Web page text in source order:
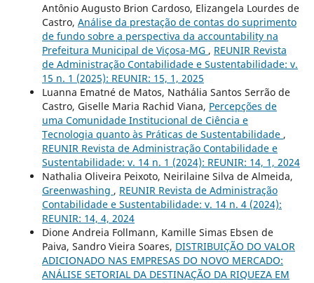
Antônio Augusto Brion Cardoso, Elizangela Lourdes de
Castro, Análise da prestação de contas do suprimento
de fundo sobre a perspectiva da accountability na
Prefeitura Municipal de Viçosa-MG , REUNIR Revista
de Administração Contabilidade e Sustentabilidade: v.
15 n. 1 (2025): REUNIR: 15, 1, 2025
Luanna Ematné de Matos, Nathália Santos Serrão de
Castro, Giselle Maria Rachid Viana, Percepções de
uma Comunidade Institucional de Ciência e
Tecnologia quanto às Práticas de Sustentabilidade ,
REUNIR Revista de Administração Contabilidade e
Sustentabilidade: v. 14 n. 1 (2024): REUNIR: 14, 1, 2024
Nathalia Oliveira Peixoto, Neirilaine Silva de Almeida,
Greenwashing , REUNIR Revista de Administração
Contabilidade e Sustentabilidade: v. 14 n. 4 (2024):
REUNIR: 14, 4, 2024
Dione Andreia Follmann, Kamille Simas Ebsen de
Paiva, Sandro Vieira Soares, DISTRIBUIÇÃO DO VALOR
ADICIONADO NAS EMPRESAS DO NOVO MERCADO:
ANÁLISE SETORIAL DA DESTINAÇÃO DA RIQUEZA EM